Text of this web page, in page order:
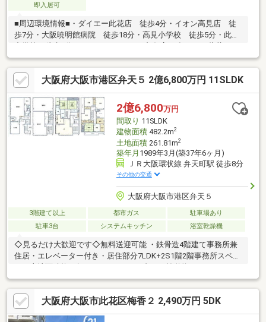
即入居可
■周辺環境情報■・ダイエー此花店 徒歩4分・イオン高見店 徒
歩7分・大阪暁明館病院 徒歩18分・高見小学校 徒歩5分・此花
港・大正・西淀川の大阪ベイエリアに地域密着型店舗＊不動産仲
介歴10年以上！地域にも詳しいスタッフが在籍＊多数の銀行から
お客様に合う住宅ローンをご紹介します
大阪府大阪市港区弁天５ 2億6,800万円 11SLDK
2億6,800万円
間取り 11SLDK
建物面積482.2m2
土地面積261.81m2
築年月 1989年3月(築37年6ヶ月)
ＪＲ大阪環状線 弁天町駅 徒歩8分
その他の交通
大阪府大阪市港区弁天５
3階建て以上 都市ガス
駐車場あり
駐車3台
システムキッチン 浴室乾燥機
◇見るだけ大歓迎です◇無料送迎可能 ・鉄骨造4階建て事務所兼
住居・エレベーター付き・居住部分7LDK+2S1階2階事務所スペー
クセス可・住環境良好・周辺環境充実◆レスポンスは迅速に◆交
渉は全力です◆‐多忙なお客様の「面倒だな」をフルサポート致し
ます‐◆「とりあえず見たい」「他社でローンを断られた」「他社
の物件もまとめて見てみたい」「相談だけしてみたい」「しっか
大阪府大阪市此花区梅香２ 2,490万円 5DK